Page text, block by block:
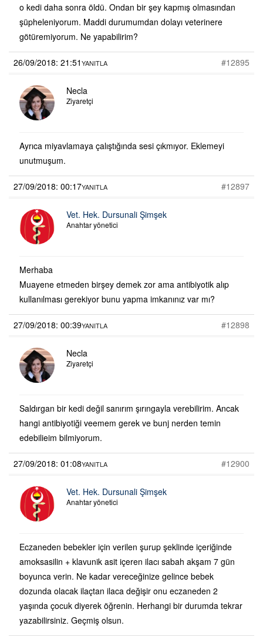
o kedi daha sonra öldü. Ondan bir şey kapmış olmasından
şüpheleniyorum. Maddi durumumdan dolayı veterinere
götüremiyorum. Ne yapabilirim?
26/09/2018: 21:51 #12895
YANITLA
Necla
Ziyaretçi
Ayrıca miyavlamaya çalıştığında sesi çıkmıyor. Eklemeyi
unutmuşum.
27/09/2018: 00:17 #12897
YANITLA
Vet. Hek. Dursunali Şimşek
Anahtar yönetici
Merhaba
Muayene etmeden birşey demek zor ama antibiyotik alıp
kullanılması gerekiyor bunu yapma imkanınız var mı?
27/09/2018: 00:39 #12898
YANITLA
Necla
Ziyaretçi
Saldırgan bir kedi değil sanırım şırıngayla verebilirim. Ancak
hangi antibiyotiği veemem gerek ve bunj nerden temin
edebilieim bilmiyorum.
27/09/2018: 01:08 #12900
YANITLA
Vet. Hek. Dursunali Şimşek
Anahtar yönetici
Eczaneden bebekler için verilen şurup şeklinde içeriğinde
amoksasilin + klavunik asit içeren ilacı sabah akşam 7 gün
boyunca verin. Ne kadar vereceğinize gelince bebek
dozunda olacak ilaçtan ilaca değişir onu eczaneden 2
yaşında çocuk diyerek öğrenin. Herhangi bir durumda tekrar
yazabilirsiniz. Geçmiş olsun.